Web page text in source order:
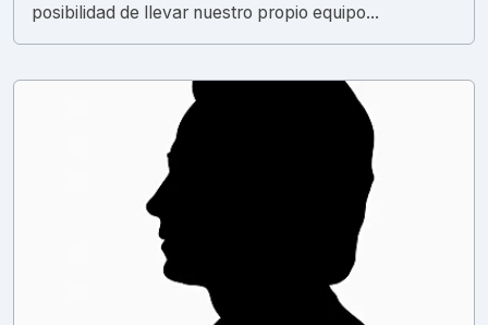
posibilidad de llevar nuestro propio equipo...